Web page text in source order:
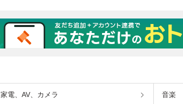
家電、AV、カメラ 音楽